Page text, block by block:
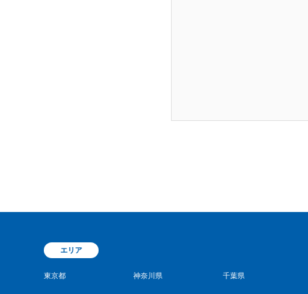
エリア
東京都 神奈川県 千葉県